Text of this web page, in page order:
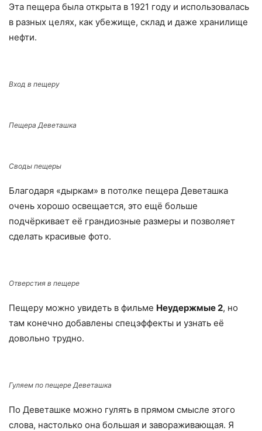
Эта пещера была открыта в 1921 году и использовалась
в разных целях, как убежище, склад и даже хранилище
нефти.
Вход в пещеру
Пещера Деветашка
Своды пещеры
Благодаря «дыркам» в потолке пещера Деветашка
очень хорошо освещается, это ещё больше
подчёркивает её грандиозные размеры и позволяет
сделать красивые фото.
Отверстия в пещере
Пещеру можно увидеть в фильме Неудержмые 2, но
там конечно добавлены спецэффекты и узнать её
довольно трудно.
Гуляем по пещере Деветашка
По Деветашке можно гулять в прямом смысле этого
слова, настолько она большая и завораживающая. Я